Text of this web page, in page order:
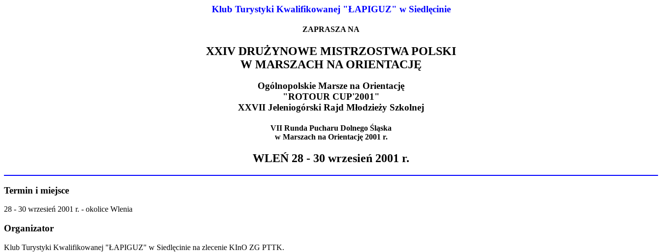
Klub Turystyki Kwalifikowanej "ŁAPIGUZ" w Siedlęcinie
ZAPRASZA NA
XXIV DRUŻYNOWE MISTRZOSTWA POLSKI
W MARSZACH NA ORIENTACJĘ
Ogólnopolskie Marsze na Orientację
"ROTOUR CUP'2001"
XXVII Jeleniogórski Rajd Młodzieży Szkolnej
VII Runda Pucharu Dolnego Śląska
w Marszach na Orientację 2001 r.
WLEŃ 28 - 30 wrzesień 2001 r.
Termin i miejsce
28 - 30 wrzesień 2001 r. - okolice Wlenia
Organizator
Klub Turystyki Kwalifikowanej "ŁAPIGUZ" w Siedlęcinie na zlecenie KInO ZG PTTK.